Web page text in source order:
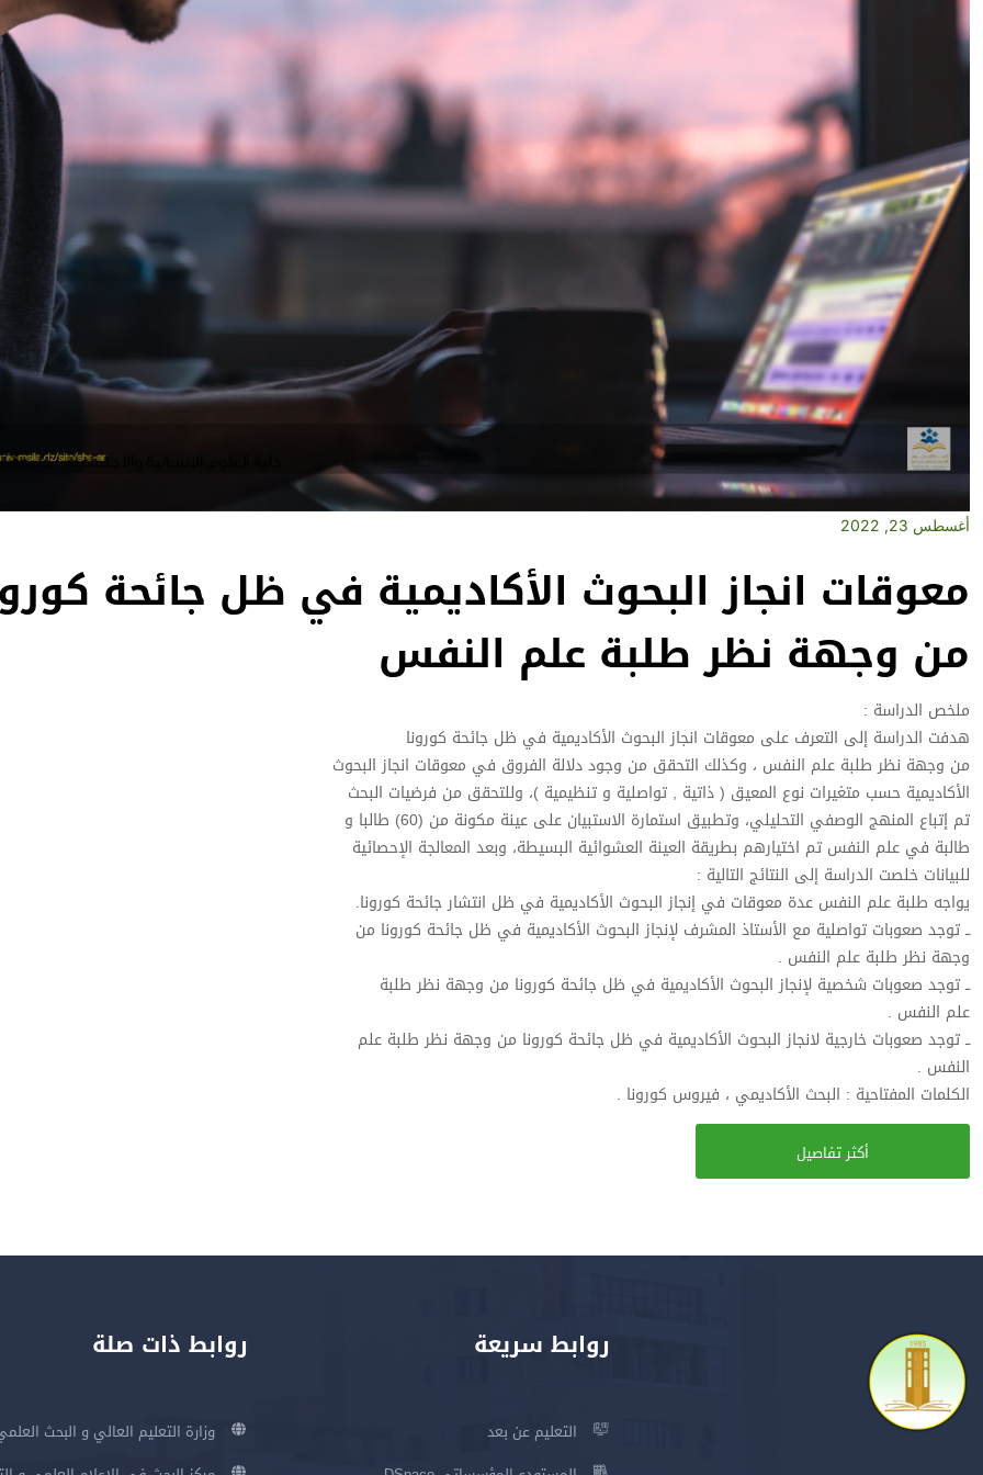
أغسطس 23, 2022
معوقات انجاز البحوث الأكاديمية في ظل جائحة
من وجهة نظر طلبة علم النفس
ملخص الدراسة :
هدفت الدراسة إلى التعرف على معوقات انجاز البحوث الأكاديمية في ظل جائحة كورونا
من وجهة نظر طلبة علم النفس ، وكذلك التحقق من وجود دلالة الفروق في معوقات انجاز البحوث
الأكاديمية حسب متغيرات نوع المعيق ( ذاتية , تواصلية و تنظيمية )، وللتحقق من فرضيات البحث
تم إتباع المنهج الوصفي التحليلي، وتطبيق استمارة الاستبيان على عينة مكونة من (60) طالبا و
طالبة في علم النفس تم اختيارهم بطريقة العينة العشوائية البسيطة، وبعد المعالجة الإحصائية
للبيانات خلصت الدراسة إلى النتائج التالية :
يواجه طلبة علم النفس عدة معوقات في إنجاز البحوث الأكاديمية في ظل انتشار جائحة كورونا.
ــ توجد صعوبات تواصلية مع الأستاذ المشرف لإنجاز البحوث الأكاديمية في ظل جائحة كورونا من
وجهة نظر طلبة علم النفس .
ــ توجد صعوبات شخصية لإنجاز البحوث الأكاديمية في ظل جائحة كورونا من وجهة نظر طلبة
علم النفس .
ــ توجد صعوبات خارجية لانجاز البحوث الأكاديمية في ظل جائحة كورونا من وجهة نظر طلبة علم
النفس .
الكلمات المفتاحية : البحث الأكاديمي ، فيروس كورونا .
أكثر تفاصيل
روابط سريعة
التعليم عن بعد
روابط ذات صلة
وزارة التعليم العالي و البحث